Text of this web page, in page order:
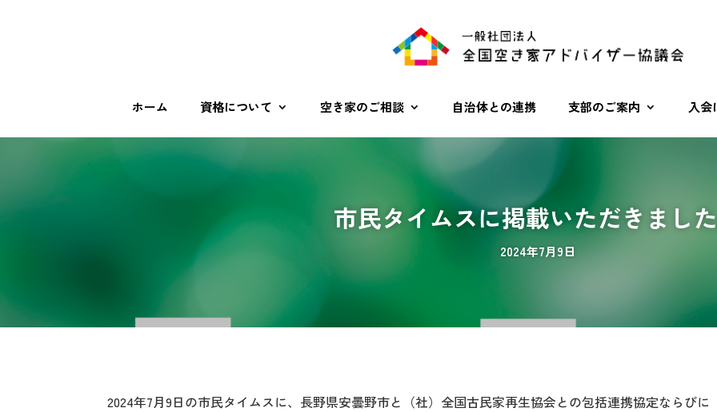
ホーム 資格について 空き家のご相談 自治体との連携 支部のご案内 入会
市民タイムスに掲載いただきまし
2024年7月9日
2024年7月9日の市民タイムスに、長野県安曇野市と（社）全国古民家再生協会との包括連携協定ならび